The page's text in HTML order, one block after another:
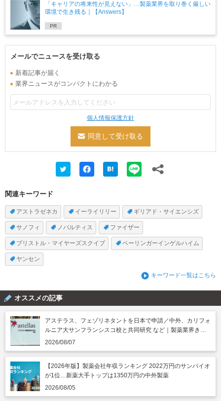
「キャリアの将来性が見えない」…製薬業界を取り巻く厳しい
環境で生き残る｜【Answers】
PR
メールでニュースを受け取る
新着記事が届く
業界ニュースがコンパクトにわかる
個人情報保護方針
関連キーワード
アストラゼネカ イーライリリー ギリアド・サイエンシズ
サノフィ ノバルティス ファイザー
ブリストル・マイヤーズスクイブ ベーリンガーインゲルハイム
ヤンセン
キーワード一覧はこちら
オススメの記事
アステラス、フェゾリネタントを日本で申請／中外、カリフォ
ルニア大サンフランシスコ校と共同研究 など｜製薬業界きょ
うのニュースまとめ読み（2026年8月7日）
2026/08/07
【2026年版】製薬会社年収ランキング 2022万円のサンバイオ
が1位…新薬大手トップは1350万円の中外製薬
2026/08/05